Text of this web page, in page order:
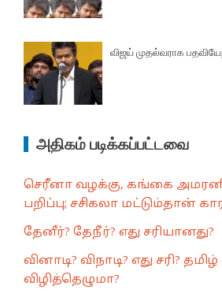
விஜய் முதல்வராக
அதிகம் படிக்கப்பட்டவை
செரீனா வழக்கு, கங்கை
பறிப்பு; சசிகலா மட்டும்தான்
தேனீர்? தேநீர்? எது சரியானது?
வினாடி? விநாடி? எது சரி?
விழித்தெழுமா?